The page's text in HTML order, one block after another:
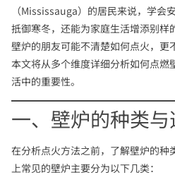
（Mississauga）的居民来说，学会
抵御寒冬，还能为家庭生活增添别样
壁炉的朋友可能不清楚如何点火，更
本文将从多个维度详细分析如何点燃
活中的重要性。
一、壁炉的种类与
在分析点火方法之前，了解壁炉的种
上常见的壁炉主要分为以下几类：